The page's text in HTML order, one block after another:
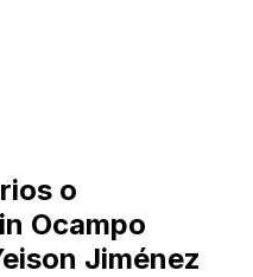
o
Ocampo
Jiménez